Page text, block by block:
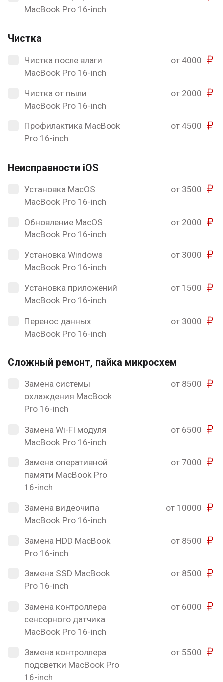
MacBook Pro 16-inch
Чистка
Чистка после влаги
MacBook Pro 16-inch
от 4000
Чистка от пыли
MacBook Pro 16-inch
от 2000
Профилактика MacBook
Pro 16-inch
от 4500
Неисправности iOS
Установка MacOS
MacBook Pro 16-inch
от 3500
Обновление MacOS
MacBook Pro 16-inch
от 2000
Установка Windows
MacBook Pro 16-inch
от 3000
Установка приложений
MacBook Pro 16-inch
от 1500
Перенос данных
MacBook Pro 16-inch
от 3000
Сложный ремонт, пайка микросхем
Замена системы
охлаждения MacBook
Pro 16-inch
от 8500
Замена Wi-FI модуля
MacBook Pro 16-inch
от 6500
Замена оперативной
памяти MacBook Pro
16-inch
от 7000
Замена видеочипа
MacBook Pro 16-inch
от 10000
Замена HDD MacBook
Pro 16-inch
от 8500
Замена SSD MacBook
Pro 16-inch
от 8500
Замена контроллера
сенсорного датчика
MacBook Pro 16-inch
от 6000
Замена контроллера
подсветки MacBook Pro
16-inch
от 5500